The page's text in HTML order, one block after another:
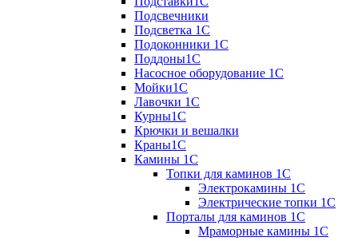
Подсвечники
Подсветка 1С
Подоконники 1С
Поддоны1С
Насосное оборудование 1С
Мойки1С
Лавочки 1С
Курны1С
Крючки и вешалки
Краны1С
Камины 1C
Топки для каминов 1C
Электрокамины 1С
Электрические топки 1C
Порталы для каминов 1С
Мраморные камины 1C